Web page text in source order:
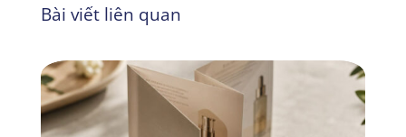
Bài viết liên quan